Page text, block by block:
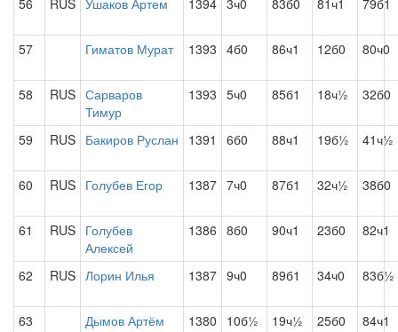
56 RUS Ушаков Артем 1394 3ч0 83б0 81ч1 79б1
57 Гиматов Мурат 1393 4б0 86ч1 12б0 80ч0
58 RUS Сарваров
Тимур
1393 5ч0 85б1 18ч½ 32б0
59 RUS Бакиров Руслан 1391 6б0 88ч1 19б½ 41ч½
60 RUS Голубев Егор 1387 7ч0 87б1 32ч½ 38б0
61 RUS Голубев
Алексей
1386 8б0 90ч1 23б0 82ч1
62 RUS Лорин Илья 1387 9ч0 89б1 34ч0 83б½
63 Дымов Артём 1380 10б½ 19ч½ 25б0 84ч1